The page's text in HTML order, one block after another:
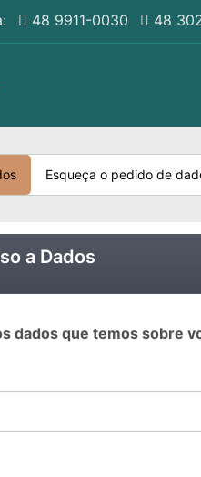
48 9911-0030 48
Esqueça o pedido de
a Dados
dados que temos sobre